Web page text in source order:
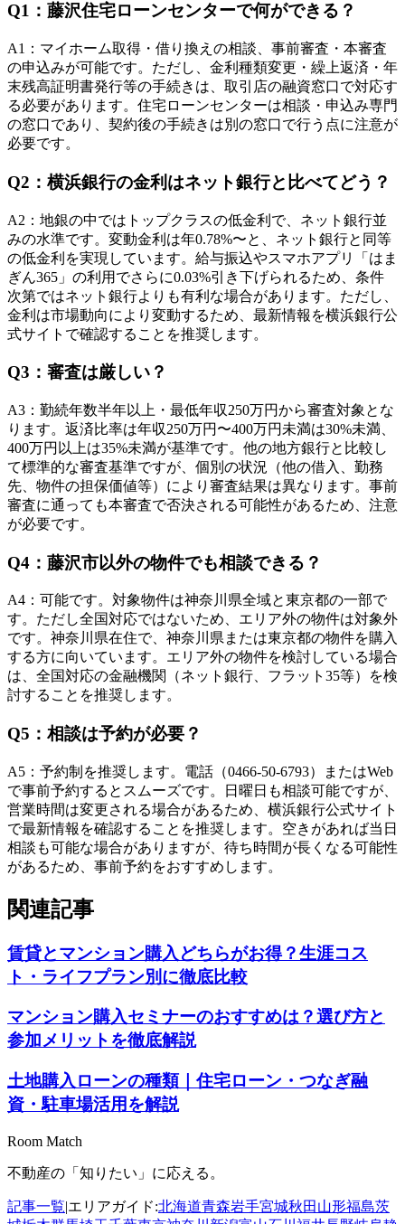
Q1 ： 藤沢住宅ローンセンターで何ができる？
A1 ： マイホーム取得・借り換えの相談、事前審査・本審査
の申込みが可能です。ただし、金利種類変更・繰上返済・年
末残高証明書発行等の手続きは、取引店の融資窓口で対応す
る必要があります。住宅ローンセンターは相談・申込み専門
の窓口であり、契約後の手続きは別の窓口で行う点に注意が
必要です。
Q2 ： 横浜銀行の金利はネット銀行と比べてどう？
A2 ： 地銀の中ではトップクラスの低金利で、ネット銀行並
みの水準です。変動金利は年0.78%〜と、ネット銀行と同等
の低金利を実現しています。給与振込やスマホアプリ「はま
ぎん365」の利用でさらに0.03%引き下げられるため、条件
次第ではネット銀行よりも有利な場合があります。ただし、
金利は市場動向により変動するため、最新情報を横浜銀行公
式サイトで確認することを推奨します。
Q3 ： 審査は厳しい？
A3 ： 勤続年数半年以上・最低年収250万円から審査対象とな
ります。返済比率は年収250万円〜400万円未満は30%未満、
400万円以上は35%未満が基準です。他の地方銀行と比較し
て標準的な審査基準ですが、個別の状況（他の借入、勤務
先、物件の担保価値等）により審査結果は異なります。事前
審査に通っても本審査で否決される可能性があるため、注意
が必要です。
Q4 ： 藤沢市以外の物件でも相談できる？
A4 ： 可能です。対象物件は神奈川県全域と東京都の一部で
す。ただし全国対応ではないため、エリア外の物件は対象外
です。神奈川県在住で、神奈川県または東京都の物件を購入
する方に向いています。エリア外の物件を検討している場合
は、全国対応の金融機関（ネット銀行、フラット35等）を検
討することを推奨します。
Q5 ： 相談は予約が必要？
A5 ： 予約制を推奨します。電話（0466-50-6793）またはWeb
で事前予約するとスムーズです。日曜日も相談可能ですが、
営業時間は変更される場合があるため、横浜銀行公式サイト
で最新情報を確認することを推奨します。空きがあれば当日
相談も可能な場合がありますが、待ち時間が長くなる可能性
があるため、事前予約をおすすめします。
関連記事
賃貸とマンション購入どちらがお得？生涯コス
ト・ライフプラン別に徹底比較
マンション購入セミナーのおすすめは？選び方と
参加メリットを徹底解説
土地購入ローンの種類｜住宅ローン・つなぎ融
資・駐車場活用を解説
Room Match
不動産の「知りたい」に応える。
記事一覧|エリアガイド:北海道青森岩手宮城秋田 山形福島茨